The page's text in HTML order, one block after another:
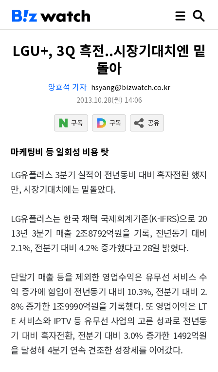
LGU+, 3Q 흑전..시장기대치엔 밑
돌아
양효석 기자 hsyang@bizwatch.co.kr
2013.10.28(월) 14:06
마케팅비 등 일회성 비용 탓
LG유플러스 3분기 실적이 전년동비 대비 흑자전환 했지
만, 시장기대치에는 밑돌았다.
LG유플러스는 한국 채택 국제회계기준(K-IFRS)으로 20
13년 3분기 매출 2조8792억원을 기록, 전년동기 대비
2.1%, 전분기 대비 4.2% 증가했다고 28일 밝혔다.
단말기 매출 등을 제외한 영업수익은 유무선 서비스 수
익 증가에 힘입어 전년동기 대비 10.3%, 전분기 대비 2.
8% 증가한 1조9990억원을 기록했다. 또 영업이익은 LT
E 서비스와 IPTV 등 유무선 사업의 고른 성과로 전년동
기 대비 흑자전환, 전분기 대비 3.0% 증가한 1492억원
을 달성해 4분기 연속 견조한 성장세를 이어갔다.